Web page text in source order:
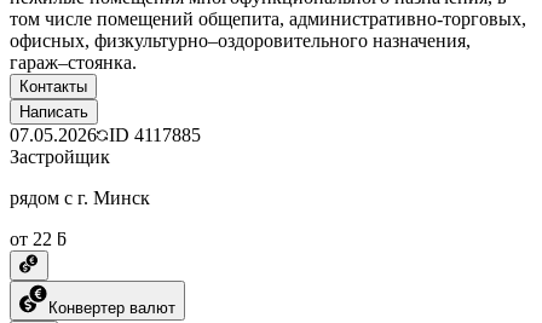
том числе помещений общепита, административно-торговых,
офисных, физкультурно–оздоровительного назначения,
гараж–стоянка.
Контакты
Написать
07.05.2026 ID 4117885
Застройщик
рядом с г. Минск
от 22 ƃ
Конвертер валют